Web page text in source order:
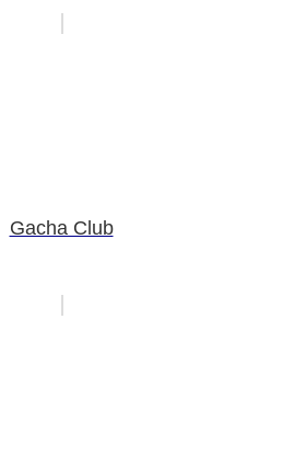
Gacha Club